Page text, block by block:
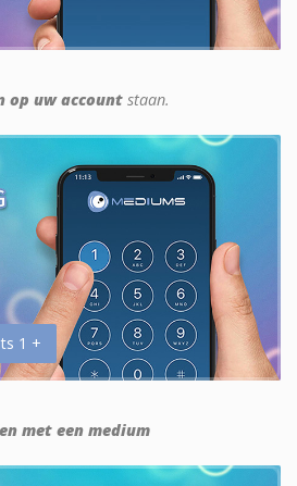
op uw account staan.
1 +
met een medium